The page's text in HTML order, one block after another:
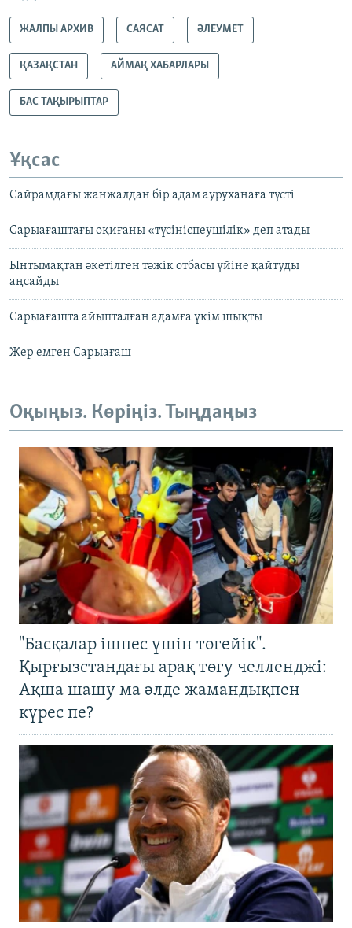
ЖАЛПЫ АРХИВ САЯСАТ ӘЛЕУМЕТ
ҚАЗАҚСТАН АЙМАҚ ХАБАРЛАРЫ
БАС ТАҚЫРЫПТАР
Ұқсас
Сайрамдағы жанжалдан бір адам ауруханаға түсті
Сарыағаштағы оқиғаны «түсініспеушілік» деп атады
Ынтымақтан әкетілген тәжік отбасы үйіне қайтуды
аңсайды
Сарыағашта айыпталған адамға үкім шықты
Жер емген Сарыағаш
Оқыңыз. Көріңіз. Тыңдаңыз
"Басқалар ішпес үшін төгейік".
Қырғызстандағы арақ төгу челленджі:
Ақша шашу ма әлде жамандықпен
күрес пе?